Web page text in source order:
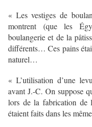
« Les vestiges de
montrent (que les
boulangerie et de la
différents… Ces pains
naturel…
« L’utilisation d’une
avant J.-C. On suppose
lors de la fabrication de
étaient faits dans les